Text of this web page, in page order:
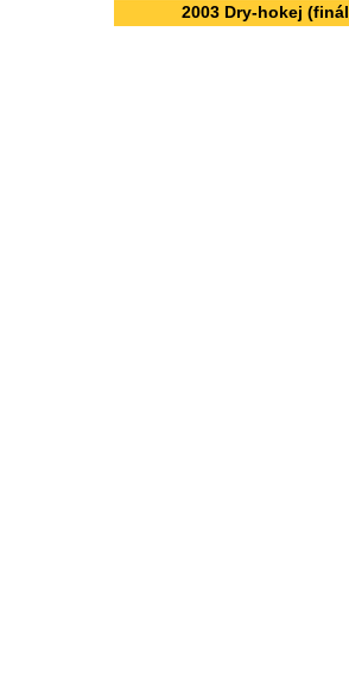
2003 Dry-hokej